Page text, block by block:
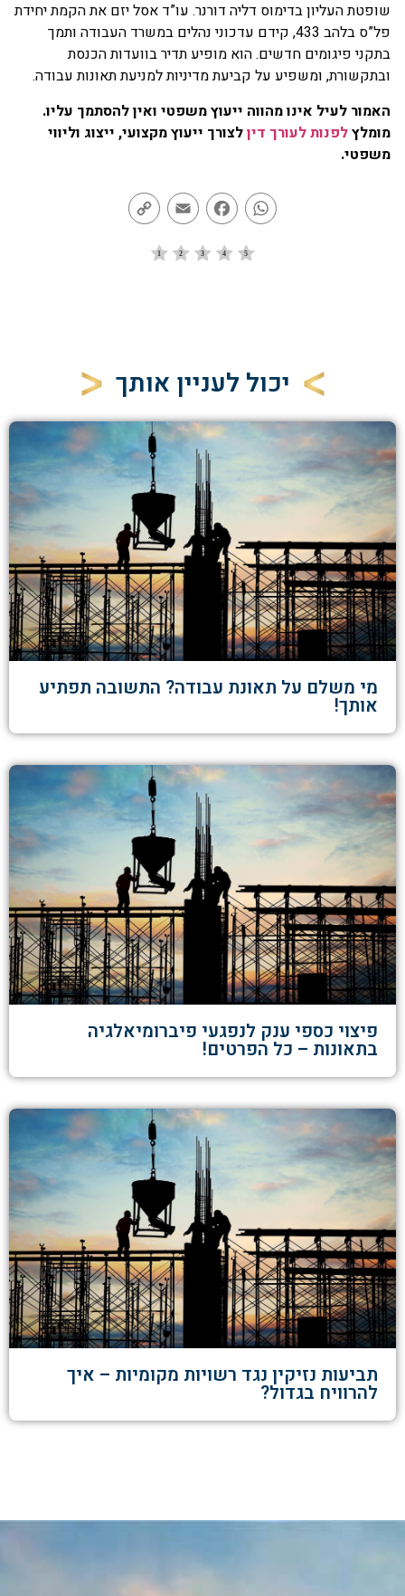
העליון בדימוס דליה דורנר. עו”ד אסל יזם את הקמת יחידת
פל”ס בלהב 433, קידם עדכוני נהלים במשרד העבודה ותמך
פיגומים חדשים. הוא מופיע תדיר בוועדות הכנסת
ומשפיע על קביעת מדיניות למניעת תאונות עבודה.
לעיל אינו מהווה ייעוץ משפטי ואין להסתמך עליו.
לפנות לעורך דין לצורך ייעוץ מקצועי, ייצוג וליווי
WhatsApp
Facebook
Email
Copy
Link
יכול לעניין אותך
מי משלם על תאונת עבודה? התשובה תפתיע
אותך!
פיצוי כספי ענק לנפגעי פיברומיאלגיה
בתאונות – כל הפרטים!
תביעות נזיקין נגד רשויות מקומיות – איך
להרוויח בגדול?